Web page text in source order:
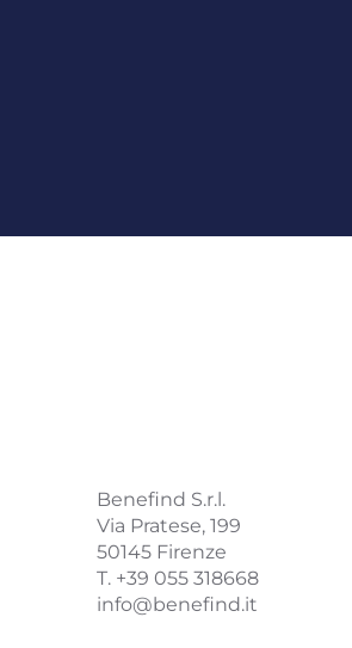
Benefind S.r.l.
Via Pratese, 199
50145 Firenze
T. +39 055 318668
info@benefind.it